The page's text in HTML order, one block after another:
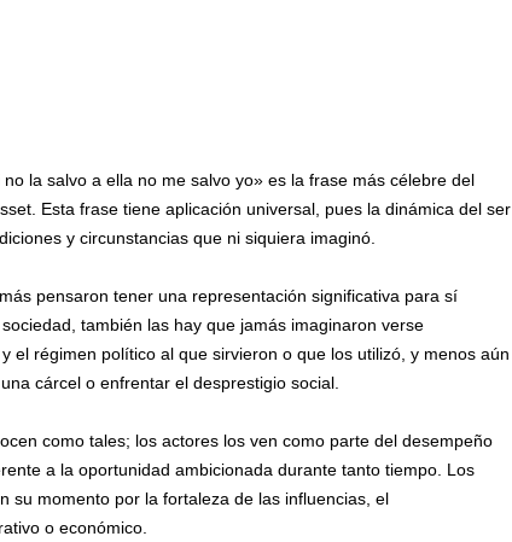
la salvo a ella no me salvo yo» es la frase más célebre del
Esta frase tiene aplicación universal, pues la dinámica del ser
y circunstancias que ni siquiera imaginó.
pensaron tener una representación significativa para sí
también las hay que jamás imaginaron verse
el régimen político al que sirvieron o que los utilizó, y menos aún
cárcel o enfrentar el desprestigio social.
como tales; los actores los ven como parte del desempeño
a la oportunidad ambicionada durante tanto tiempo. Los
su momento por la fortaleza de las influencias, el
o económico.